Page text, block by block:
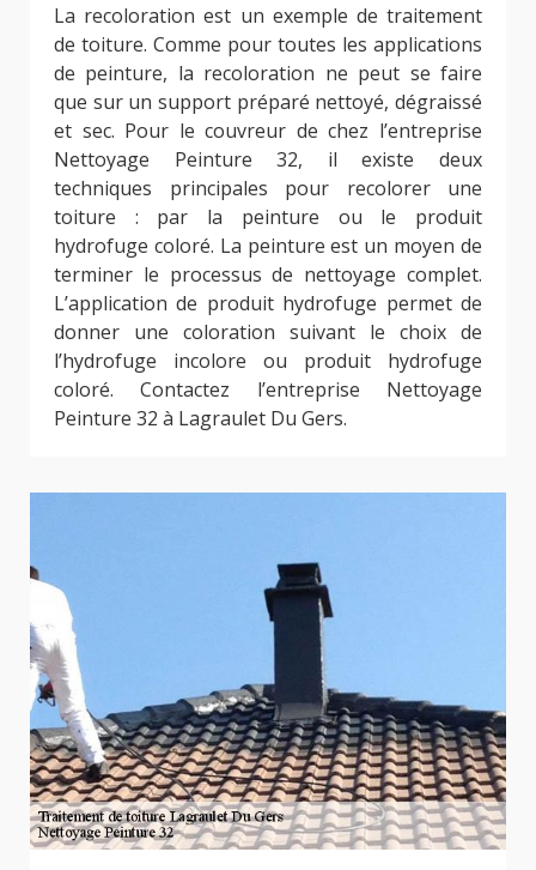
La recoloration est un exemple de traitement
de toiture. Comme pour toutes les applications
de peinture, la recoloration ne peut se faire
que sur un support préparé nettoyé, dégraissé
et sec. Pour le couvreur de chez l’entreprise
Nettoyage Peinture 32, il existe deux
techniques principales pour recolorer une
toiture : par la peinture ou le produit
hydrofuge coloré. La peinture est un moyen de
terminer le processus de nettoyage complet.
L’application de produit hydrofuge permet de
donner une coloration suivant le choix de
l’hydrofuge incolore ou produit hydrofuge
coloré. Contactez l’entreprise Nettoyage
Peinture 32 à Lagraulet Du Gers.